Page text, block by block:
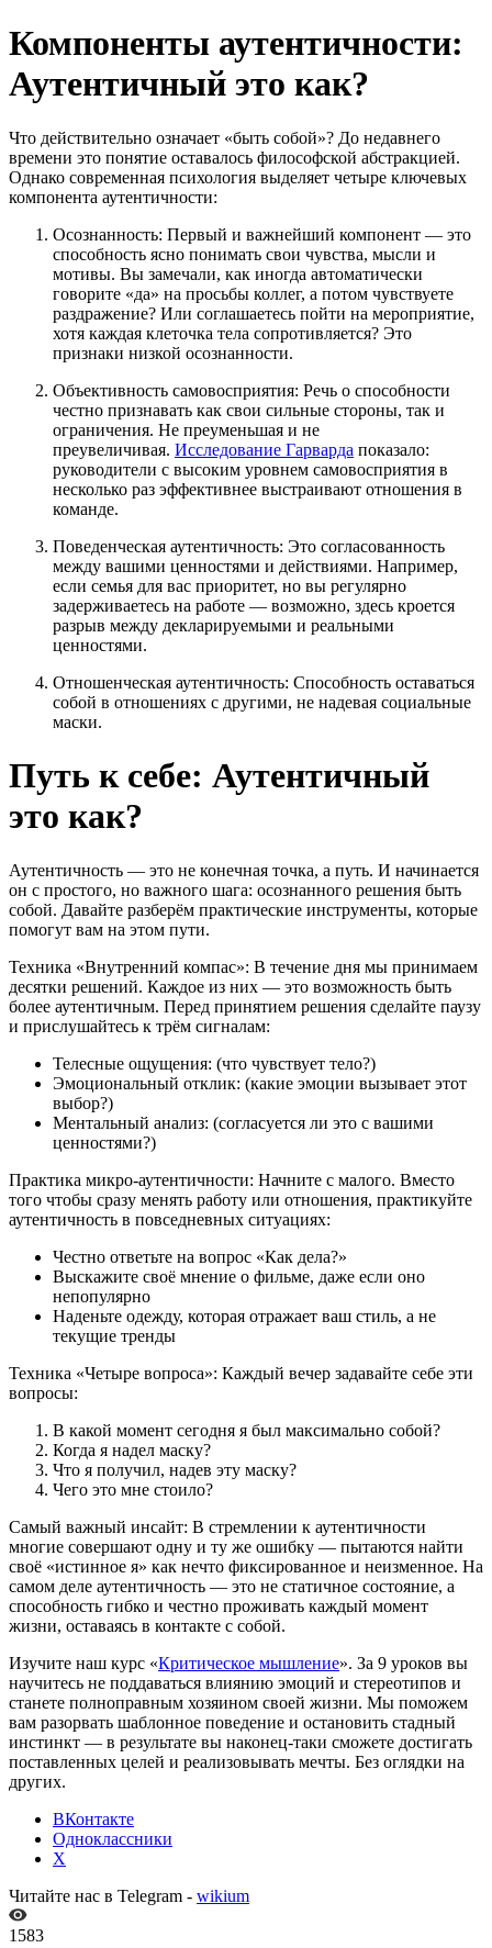
Компоненты аутентичности:
Аутентичный это как?
Что действительно означает «быть собой»? До недавнего
времени это понятие оставалось философской абстракцией.
Однако современная психология выделяет четыре ключевых
компонента аутентичности:
Осознанность: Первый и важнейший компонент — это
способность ясно понимать свои чувства, мысли и
мотивы. Вы замечали, как иногда автоматически
говорите «да» на просьбы коллег, а потом чувствуете
раздражение? Или соглашаетесь пойти на мероприятие,
хотя каждая клеточка тела сопротивляется? Это
признаки низкой осознанности.
Объективность самовосприятия: Речь о способности
честно признавать как свои сильные стороны, так и
ограничения. Не преуменьшая и не
преувеличивая. Исследование Гарварда показало:
руководители с высоким уровнем самовосприятия в
несколько раз эффективнее выстраивают отношения в
команде.
Поведенческая аутентичность: Это согласованность
между вашими ценностями и действиями. Например,
если семья для вас приоритет, но вы регулярно
задерживаетесь на работе — возможно, здесь кроется
разрыв между декларируемыми и реальными
ценностями.
Отношенческая аутентичность: Способность оставаться
собой в отношениях с другими, не надевая социальные
маски.
Путь к себе: Аутентичный
это как?
Аутентичность — это не конечная точка, а путь. И начинается
он с простого, но важного шага: осознанного решения быть
собой. Давайте разберём практические инструменты, которые
помогут вам на этом пути.
Техника «Внутренний компас»: В течение дня мы принимаем
десятки решений. Каждое из них — это возможность быть
более аутентичным. Перед принятием решения сделайте паузу
и прислушайтесь к трём сигналам:
Телесные ощущения: (что чувствует тело?)
Эмоциональный отклик: (какие эмоции вызывает этот
выбор?)
Ментальный анализ: (согласуется ли это с вашими
ценностями?)
Практика микро-аутентичности: Начните с малого. Вместо
того чтобы сразу менять работу или отношения, практикуйте
аутентичность в повседневных ситуациях:
Честно ответьте на вопрос «Как дела?»
Выскажите своё мнение о фильме, даже если оно
непопулярно
Наденьте одежду, которая отражает ваш стиль, а не
текущие тренды
Техника «Четыре вопроса»: Каждый вечер задавайте себе эти
вопросы:
В какой момент сегодня я был максимально собой?
Когда я надел маску?
Что я получил, надев эту маску?
Чего это мне стоило?
Самый важный инсайт: В стремлении к аутентичности
многие совершают одну и ту же ошибку — пытаются найти
своё «истинное я» как нечто фиксированное и неизменное. На
самом деле аутентичность — это не статичное состояние, а
способность гибко и честно проживать каждый момент
жизни, оставаясь в контакте с собой.
Изучите наш курс «Критическое мышление». За 9 уроков вы
научитесь не поддаваться влиянию эмоций и стереотипов и
станете полноправным хозяином своей жизни. Мы поможем
вам разорвать шаблонное поведение и остановить стадный
инстинкт — в результате вы наконец-таки сможете достигать
поставленных целей и реализовывать мечты. Без оглядки на
других.
ВКонтакте
Одноклассники
X
Читайте нас в Telegram - wikium
1583